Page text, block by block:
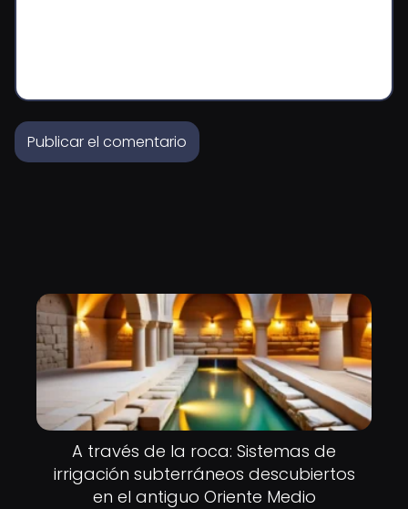
A través de la roca: Sistemas de
irrigación subterráneos descubiertos
en el antiguo Oriente Medio